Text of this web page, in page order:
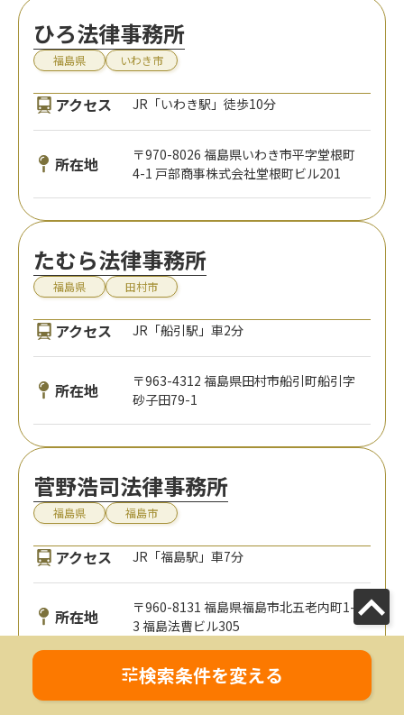
ひろ法律事務所
福島県 いわき市
アクセス JR「いわき駅」徒歩10分
所在地
〒970-8026 福島県いわき市平字堂根町
4-1 戸部商事株式会社堂根町ビル201
たむら法律事務所
福島県 田村市
アクセス JR「船引駅」車2分
所在地
〒963-4312 福島県田村市船引町船引字
砂子田79-1
菅野浩司法律事務所
福島県 福島市
アクセス JR「福島駅」車7分
所在地
〒960-8131 福島県福島市北五老内町1-
3 福島法曹ビル305
1 2
検索条件を変える